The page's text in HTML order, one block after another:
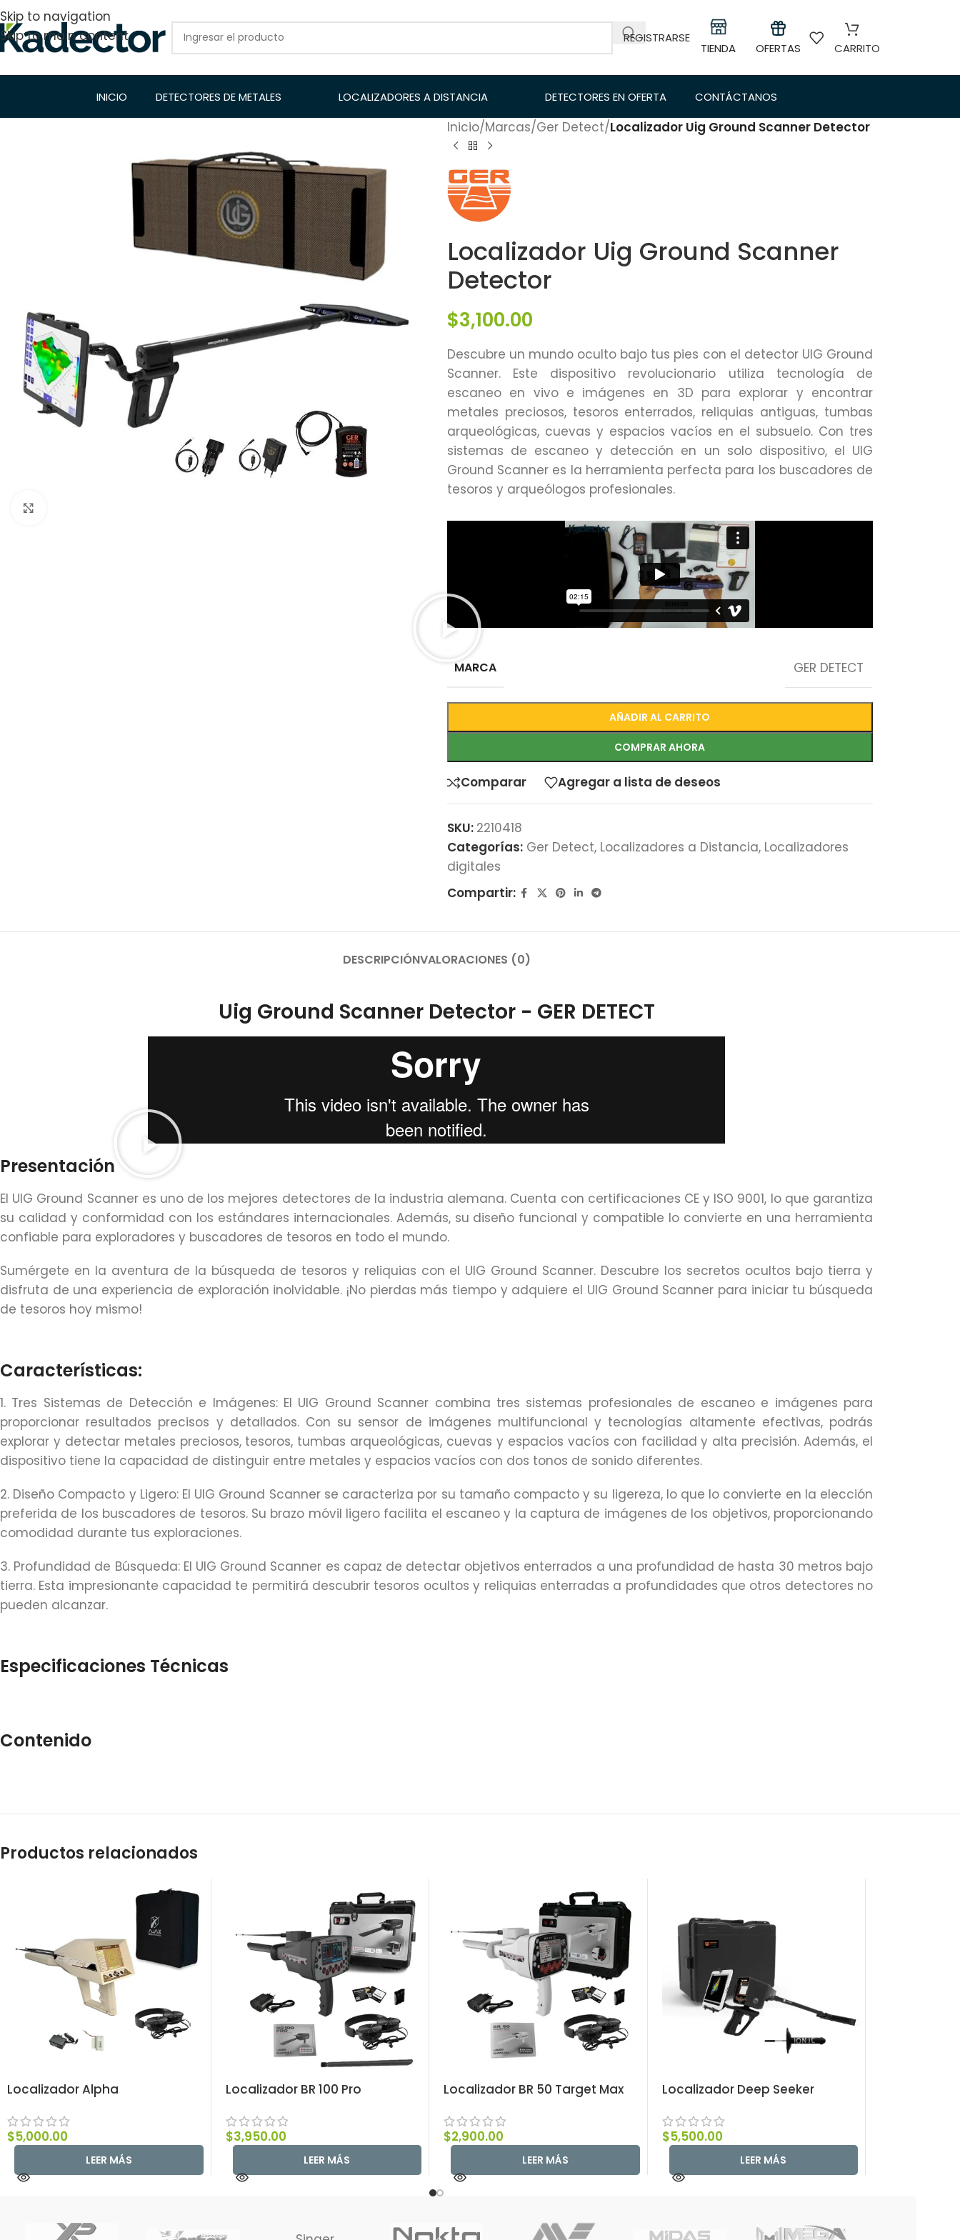
Skip to navigation
Skip to main content
REGISTRARSE
TIENDA OFERTAS CARRITO
INICIO DETECTORES DE METALES LOCALIZADORES A DISTANCIA DETECTORES EN OFERTA CONTÁCTANOS
Inicio/Marcas/Ger Detect/Localizador Uig Ground Scanner Detector
Localizador Uig Ground Scanner
Detector
$3,100.00
Descubre un mundo oculto bajo tus pies con el detector UIG Ground
Scanner. Este dispositivo revolucionario utiliza tecnología de
escaneo en vivo e imágenes en 3D para explorar y encontrar
metales preciosos, tesoros enterrados, reliquias antiguas, tumbas
arqueológicas, cuevas y espacios vacíos en el subsuelo. Con tres
sistemas de escaneo y detección en un solo dispositivo, el UIG
Ground Scanner es la herramienta perfecta para los buscadores de
tesoros y arqueólogos profesionales.
MARCA GER DETECT
AÑADIR AL CARRITO
COMPRAR AHORA
Comparar Agregar a lista de deseos
SKU: 2210418
Categorías: Ger Detect, Localizadores a Distancia, Localizadores
digitales
Compartir:
DESCRIPCIÓNVALORACIONES (0)
Uig Ground Scanner Detector - GER DETECT
Presentación
El UIG Ground Scanner es uno de los mejores detectores de la industria alemana. Cuenta con certificaciones CE y ISO 9001, lo que garantiza
su calidad y conformidad con los estándares internacionales. Además, su diseño funcional y compatible lo convierte en una herramienta
confiable para exploradores y buscadores de tesoros en todo el mundo.
Sumérgete en la aventura de la búsqueda de tesoros y reliquias con el UIG Ground Scanner. Descubre los secretos ocultos bajo tierra y
disfruta de una experiencia de exploración inolvidable. ¡No pierdas más tiempo y adquiere el UIG Ground Scanner para iniciar tu búsqueda
de tesoros hoy mismo!
Características:
1. Tres Sistemas de Detección e Imágenes: El UIG Ground Scanner combina tres sistemas profesionales de escaneo e imágenes para
proporcionar resultados precisos y detallados. Con su sensor de imágenes multifuncional y tecnologías altamente efectivas, podrás
explorar y detectar metales preciosos, tesoros, tumbas arqueológicas, cuevas y espacios vacíos con facilidad y alta precisión. Además, el
dispositivo tiene la capacidad de distinguir entre metales y espacios vacíos con dos tonos de sonido diferentes.
2. Diseño Compacto y Ligero: El UIG Ground Scanner se caracteriza por su tamaño compacto y su ligereza, lo que lo convierte en la elección
preferida de los buscadores de tesoros. Su brazo móvil ligero facilita el escaneo y la captura de imágenes de los objetivos, proporcionando
comodidad durante tus exploraciones.
3. Profundidad de Búsqueda: El UIG Ground Scanner es capaz de detectar objetivos enterrados a una profundidad de hasta 30 metros bajo
tierra. Esta impresionante capacidad te permitirá descubrir tesoros ocultos y reliquias enterradas a profundidades que otros detectores no
pueden alcanzar.
Especificaciones Técnicas
Contenido
Productos relacionados
Localizador Alpha
$5,000.00
LEER MÁS
Localizador BR 100 Pro
$3,950.00
LEER MÁS
Localizador BR 50 Target Max
$2,900.00
LEER MÁS
Localizador Deep Seeker
$5,500.00
LEER MÁS